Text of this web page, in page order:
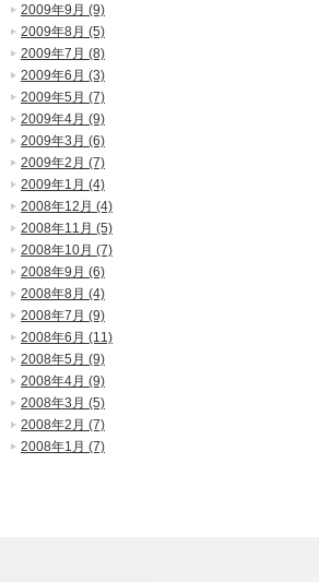
2009年9月 (9)
2009年8月 (5)
2009年7月 (8)
2009年6月 (3)
2009年5月 (7)
2009年4月 (9)
2009年3月 (6)
2009年2月 (7)
2009年1月 (4)
2008年12月 (4)
2008年11月 (5)
2008年10月 (7)
2008年9月 (6)
2008年8月 (4)
2008年7月 (9)
2008年6月 (11)
2008年5月 (9)
2008年4月 (9)
2008年3月 (5)
2008年2月 (7)
2008年1月 (7)